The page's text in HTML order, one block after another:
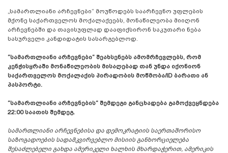
„სამართლიანი არჩევნები“ მოუწოდებს საარჩევნო უფლების
მქონე საქართველოს მოქალაქეებს, მონაწილეობა მიიღონ
არჩევნებში და თავისუფლად დააფიქსირონ საკუთარი ნება
სასურველი კანდიდატის სასარგებლოდ.
“სამართლიანი არჩევნები“ შეახსენებს ამომრჩევლებს, რომ
კენჭისყრაში მონაწილეობის მისაღებად თან უნდა იქონიონ
საქართველოს მოქალაქის პირადობის მოწმობა/ID ბარათი ან
პასპორტი.
“სამართლიანი არჩევნების“ შემდეგი განცხადება გამოქვეყნდება
22:00 საათის შემდეგ.
სამართლიანი არჩევნებისა და დემოკრატიის საერთაშორისო
საზოგადოების სადამკვირვებლო მისიის განხორციელება
შესაძლებელი გახდა ამერიკელი ხალხის მხარდაჭერით, ამერიკის